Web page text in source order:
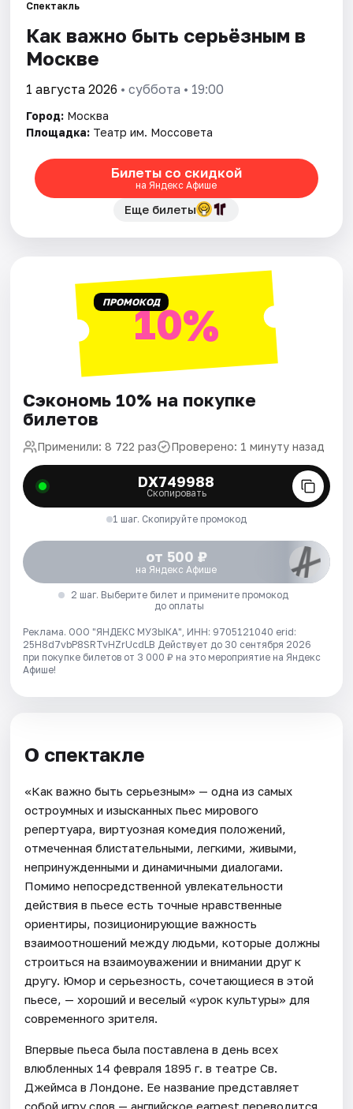
Спектакль
Как важно быть серьёзным в
Москве
1 августа 2026 • суббота • 19:00
Город: Москва
Площадка: Театр им. Моссовета
Билеты со скидкой
на Яндекс Афише
Еще билеты
ПРОМОКОД10%
Сэкономь 10% на покупке
билетов
Применили: 8 722 раз Проверено: 1 минуту назад
DX749988
Скопировать
1 шаг. Скопируйте промокод
от 500 ₽
на Яндекс Афише
2 шаг. Выберите билет и примените промокод
до оплаты
Реклама. ООО "ЯНДЕКС МУЗЫКА", ИНН: 9705121040 erid:
25H8d7vbP8SRTvHZrUcdLB Действует до 30 сентября 2026
при покупке билетов от 3 000 ₽ на это мероприятие на Яндекс
Афише!
О спектакле
«Как важно быть серьезным» — одна из самых
остроумных и изысканных пьес мирового
репертуара, виртуозная комедия положений,
отмеченная блистательными, легкими, живыми,
непринужденными и динамичными диалогами.
Помимо непосредственной увлекательности
действия в пьесе есть точные нравственные
ориентиры, позиционирующие важность
взаимоотношений между людьми, которые должны
строиться на взаимоуважении и внимании друг к
другу. Юмор и серьезность, сочетающиеся в этой
пьесе, — хороший и веселый «урок культуры» для
современного зрителя.
Впервые пьеса была поставлена в день всех
влюбленных 14 февраля 1895 г. в театре Св.
Джеймса в Лондоне. Ее название представляет
собой игру слов — английское earnest переводится